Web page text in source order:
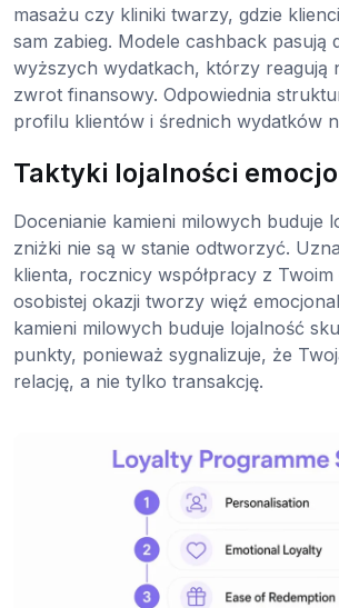
masażu czy kliniki twarzy, gdzie
sam zabieg. Modele cashback pasują
wyższych wydatkach, którzy reagują
zwrot finansowy. Odpowiednia
profilu klientów i średnich wydatków
Taktyki lojalności
Docenianie kamieni milowych buduje
zniżki nie są w stanie odtworzyć.
klienta, rocznicy współpracy z
osobistej okazji tworzy więź
kamieni milowych buduje lojalność
punkty, ponieważ sygnalizuje, że
relację, a nie tylko transakcję.